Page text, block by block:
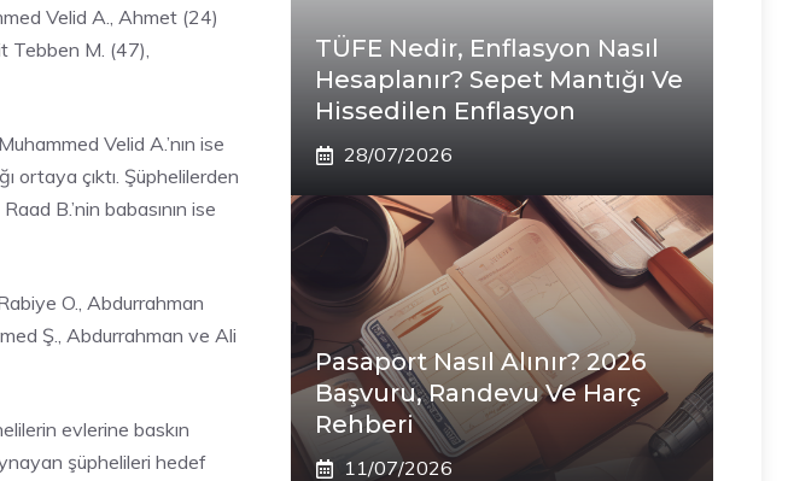
Velid A., Ahmet (24)
Tebben M. (47),
Velid A.’nın ise
ortaya çıktı. Şüphelilerden
B.’nin babasının ise
O., Abdurrahman
Ş., Abdurrahman ve Ali
evlerine baskın
şüphelileri hedef
TÜFE Nedir, Enflasyon Nasıl
Hesaplanır? Sepet Mantığı Ve
Hissedilen Enflasyon
28/07/2026
Pasaport Nasıl Alınır? 2026
Başvuru, Randevu Ve Harç
Rehberi
11/07/2026